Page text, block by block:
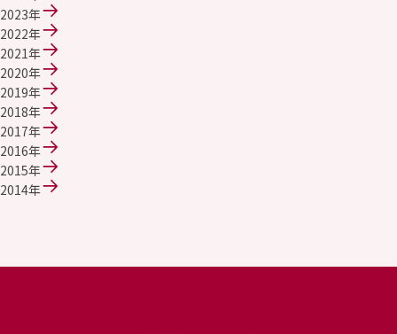
採用情報
新卒採用（総合・事務職）
キャリア採用
NAGASEグループ採用情報
2023年
2022年
2021年
2020年
2019年
2018年
2017年
2016年
2015年
2014年